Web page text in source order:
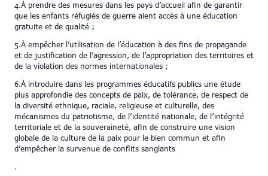
4.À prendre des mesures dans les pays d’accueil afin de garantir
que les enfants réfugiés de guerre aient accès à une éducation
gratuite et de qualité ;
5.À empêcher l’utilisation de l’éducation à des fins de propagande
et de justification de l’agression, de l’appropriation des territoires et
de la violation des normes internationales ;
6.À introduire dans les programmes éducatifs publics une étude
plus approfondie des concepts de paix, de tolérance, de respect de
la diversité ethnique, raciale, religieuse et culturelle, des
mécanismes du patriotisme, de l’identité nationale, de l’intégrité
territoriale et de la souveraineté, afin de construire une vision
globale de la culture de la paix pour le bien commun et afin
d’empêcher la survenue de conflits sanglants
.